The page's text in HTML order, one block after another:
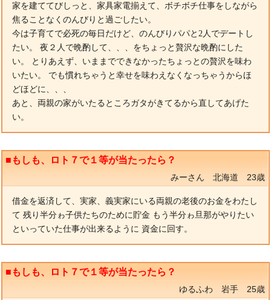
家を建ててびしっと、家具家電揃えて、ボチボチ仕事をしながら
焦ることなくのんびりと過ごしたい。
今は子育てで必死の毎日だけど、のんびりパパと2人でデートし
たい。 夜２人で晩酌して、、、をちょっと贅沢な晩酌にした
い。 とりあえず、いままでできなかったちょっとの贅沢を味わ
いたい。 でも慣れちゃうと幸せを味わえなくなっちゃうからほ
どほどに、、、
あと、両親の家がいたるところガタがきてるから直してあげた
い。
■もしも、ロト７で１等が当たったら？
みーさん 北海道 23歳
借金を返済して、実家、義実家にいる両親の老後のお金をわたし
て 残り半分ゎ子供たちのために貯金 もう半分ゎ旦那がやりたい
といっていた仕事が出来るように 資金に回す。
■もしも、ロト７で１等が当たったら？
ゆるふわ 岩手 25歳